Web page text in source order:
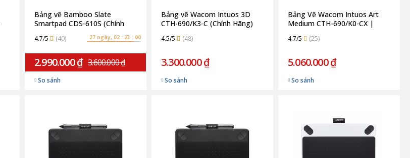
Bảng vẽ Bamboo Slate
Smartpad CDS-610S (Chính
4.7/5 (40) 27 ngày, 02 : 22 : 59
2.990.000 ₫ 3.600.000 ₫
So sánh
Bảng vẽ Wacom Intuos 3D
CTH-690/K3-C (Chính Hãng)
4.5/5 (48)
3.300.000 ₫
So sánh
Bảng Vẽ Wacom Intuos Art
Medium CTH-690/K0-CX |
4.7/5 (25)
5.060.000 ₫
So sánh